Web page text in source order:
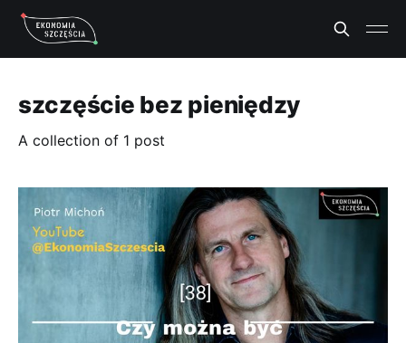
szczęście bez pieniędzy
A collection of 1 post